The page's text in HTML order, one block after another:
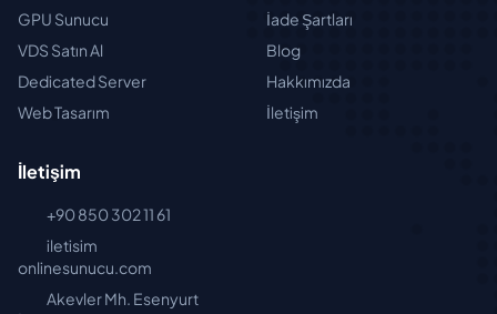
GPU Sunucu
VDS Satın Al
Dedicated Server
Web Tasarım
İade Şartları
Blog
Hakkımızda
İletişim
İletişim
+90 850 302 11 61
iletisim
onlinesunucu.com
Akevler Mh. Esenyurt